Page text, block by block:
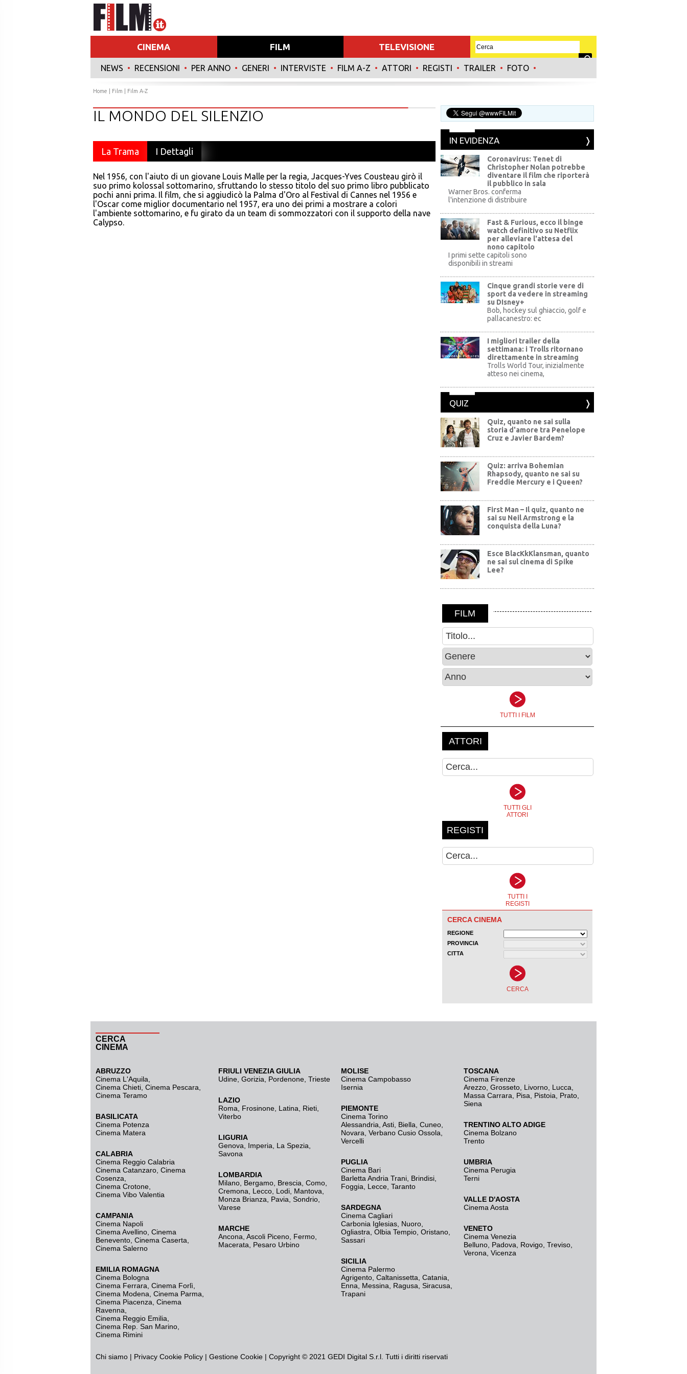
CINEMA FILM TELEVISIONE
NEWS • RECENSIONI • PER ANNO • GENERI • INTERVISTE • FILM A-Z • ATTORI • REGISTI • TRAILER • FOTO •
Home Film Film A-Z
IL MONDO DEL SILENZIO
La Trama I Dettagli
Nel 1956, con l'aiuto di un giovane Louis Malle per la regia, Jacques-Yves Cousteau girò il
suo primo kolossal sottomarino, sfruttando lo stesso titolo del suo primo libro pubblicato
pochi anni prima. Il film, che si aggiudicò la Palma d'Oro al Festival di Cannes nel 1956 e
l'Oscar come miglior documentario nel 1957, era uno dei primi a mostrare a colori
l'ambiente sottomarino, e fu girato da un team di sommozzatori con il supporto della nave
Calypso.
IN EVIDENZA
WB
Coronavirus: Tenet di
Christopher Nolan potrebbe
diventare il film che riporterà
il pubblico in sala
Warner Bros. conferma
l'intenzione di distribuire
Fast & Furious, ecco il binge
watch definitivo su Netflix
per alleviare l'attesa del
nono capitolo
I primi sette capitoli sono
disponibili in streami
Disney+
Cinque grandi storie vere di
sport da vedere in streaming
su DIsney+
Bob, hockey sul ghiaccio, golf e
pallacanestro: ec
Universal Pictures
I migliori trailer della
settimana: i Trolls ritornano
direttamente in streaming
Trolls World Tour, inizialmente
atteso nei cinema,
QUIZ
Quiz, quanto ne sai sulla
storia d'amore tra Penelope
Cruz e Javier Bardem?
Quiz: arriva Bohemian
Rhapsody, quanto ne sai su
Freddie Mercury e i Queen?
First Man – Il quiz, quanto ne
sai su Neil Armstrong e la
conquista della Luna?
Esce BlacKkKlansman, quanto
ne sai sul cinema di Spike
Lee?
CERCA
CINEMA
ABRUZZO
Cinema L'Aquila
Cinema Chieti, Cinema Pescara,
Cinema Teramo
BASILICATA
Cinema Potenza
Cinema Matera
CALABRIA
Cinema Reggio Calabria
Cinema Catanzaro Cinema
Cosenza
Cinema Crotone
Cinema Vibo Valentia
CAMPANIA
Cinema Napoli
Cinema Avellino Cinema
Benevento Cinema Caserta
Cinema Salerno
EMILIA ROMAGNA
Cinema Bologna
Cinema Ferrara Cinema Forlì
Cinema Modena Cinema Parma
Cinema Piacenza Cinema
Ravenna
Cinema Reggio Emilia
Cinema Rep. San Marino
Cinema Rimini
FRIULI VENEZIA GIULIA
Udine Gorizia Pordenone Trieste
LAZIO
Roma
Frosinone Latina Rieti
Viterbo
LIGURIA
Genova
Imperia La Spezia
Savona
LOMBARDIA
Milano Bergamo Brescia, Como
Cremona
Lecco Lodi Mantova
Monza Brianza
Pavia Sondrio
Varese
MARCHE
Ancona Ascoli Piceno Fermo
Macerata
Pesaro Urbino
MOLISE
Cinema Campobasso
Isernia
PIEMONTE
Cinema Torino
Alessandria Asti Biella Cuneo
Novara Verbano Cusio Ossola
Vercelli
PUGLIA
Cinema Bari
Barletta Andria Trani Brindisi
Foggia
Lecce Taranto
SARDEGNA
Cinema Cagliari
Carbonia Iglesias Nuoro
Ogliastra Olbia Tempio Oristano
Sassari
SICILIA
Cinema Palermo
Agrigento Caltanissetta Catania
Enna
Messina Ragusa Siracusa
Trapani
TOSCANA
Cinema Firenze
Arezzo Grosseto Livorno Lucca
Massa Carrara
Pisa Pistoia Prato
Siena
TRENTINO ALTO ADIGE
Cinema Bolzano
Trento
UMBRIA
Cinema Perugia
Terni
VALLE D'AOSTA
Cinema Aosta
VENETO
Cinema Venezia
Belluno Padova Rovigo Treviso
Verona Vicenza
Chi siamo | Privacy Cookie Policy | Gestione Cookie | Copyright © 2021 GEDI Digital S.r.l. Tutti i diritti riservati